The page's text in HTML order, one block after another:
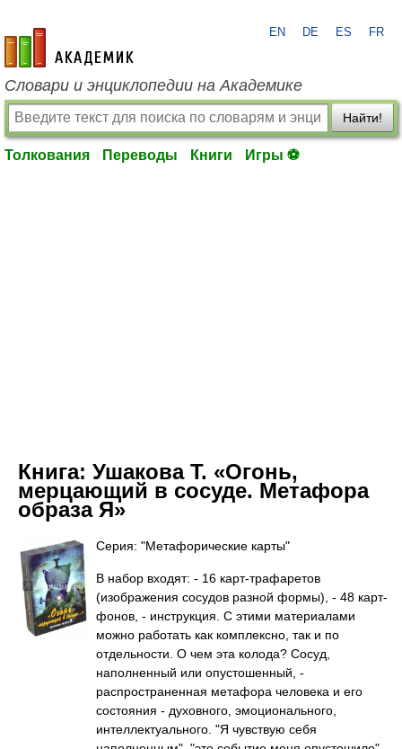
academic.ru
EN DE ES FR
Словари и энциклопедии на Академике
Найти!
Толкования Переводы Книги Игры ⚽
Книга: Ушакова Т. «Огонь,
мерцающий в сосуде. Метафора
образа Я»
Серия: "Метафорические карты"
В набор входят: - 16 карт-трафаретов
(изображения сосудов разной формы), - 48 карт-
фонов, - инструкция. С этими материалами
можно работать как комплексно, так и по
отдельности. О чем эта колода? Сосуд,
наполненный или опустошенный, -
распространенная метафора человека и его
состояния - духовного, эмоционального,
интеллектуального. "Я чувствую себя